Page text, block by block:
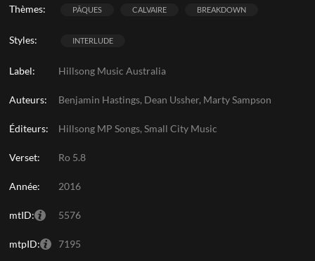
Thèmes: PÂQUES CALVAIRE BREAKDOWN
Styles: INTERLUDE
Label: Hillsong Music Australia
Auteurs: Benjamin Hastings, Dean Ussher, Marty Sampson
Éditeurs: Hillsong MP Songs, Small City Music
Verset: Ro 5.8
Année: 2016
mtID: 5576
mtpID: 7195